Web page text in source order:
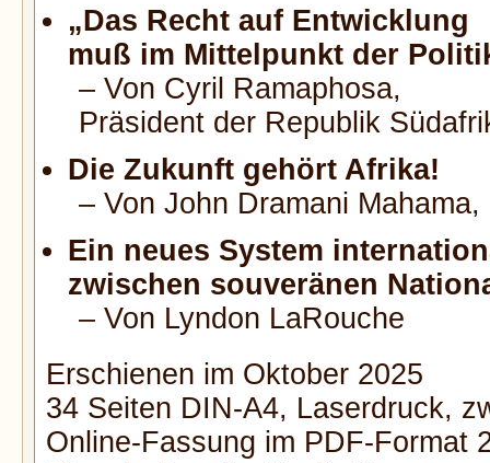
„Das Recht auf Entwicklung
muß im Mittelpunkt der
– Von Cyril Ramaphosa,
Präsident der Republik
Die Zukunft gehört Afrika!
– Von John Dramani
Ein neues System
zwischen souveränen
– Von Lyndon LaRouche
Erschienen im Oktober 2025
34 Seiten DIN-A4, Laserdruck,
Online-Fassung im PDF-Format